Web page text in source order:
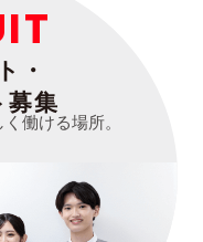
・
募集
働ける場所。